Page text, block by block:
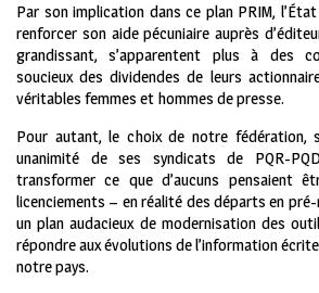
Par son implication dans ce plan PRIM,
renforcer son aide pécuniaire auprès
grandissant, s’apparentent plus à des
soucieux des dividendes de leurs
véritables femmes et hommes de presse.
Pour autant, le choix de notre fédération,
unanimité de ses syndicats de PQR-
transformer ce que d’aucuns pensaient
licenciements – en réalité des départs en
un plan audacieux de modernisation des
répondre aux évolutions de l’information
notre pays.